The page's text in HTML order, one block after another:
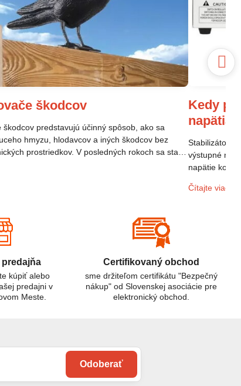
škodcov
škodcov predstavujú účinný spôsob, ako sa
hmyzu, hlodavcov a iných škodcov bez
prostriedkov. V posledných rokoch sa stali
Kedy
napätia
Stabilizátor
výstupné
napätie
sieti. Ak
Čítajte viac
predajňa
kúpiť alebo
predajni v
Meste.
Certifikovaný obchod
sme držiteľom certifikátu "Bezpečný
nákup" od Slovenskej asociácie pre
elektronický obchod.
Odoberať